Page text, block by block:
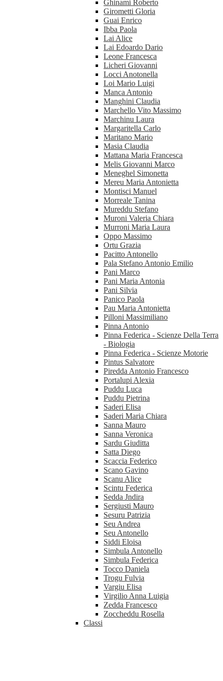
Ghinami Roberto
Girometti Gloria
Guai Enrico
Ibba Paola
Lai Alice
Lai Edoardo Dario
Leone Francesca
Licheri Giovanni
Locci Anotonella
Loi Mario Luigi
Manca Antonio
Manghini Claudia
Marchello Vito Massimo
Marchinu Laura
Margaritella Carlo
Maritano Mario
Masia Claudia
Mattana Maria Francesca
Melis Giovanni Marco
Meneghel Simonetta
Mereu Maria Antonietta
Montisci Manuel
Morreale Tanina
Mureddu Stefano
Muroni Valeria Chiara
Murroni Maria Laura
Oppo Massimo
Ortu Grazia
Pacitto Antonello
Pala Stefano Antonio Emilio
Pani Marco
Pani Maria Antonia
Pani Silvia
Panico Paola
Pau Maria Antonietta
Pilloni Massimiliano
Pinna Antonio
Pinna Federica - Scienze Della Terra
- Biologia
Pinna Federica - Scienze Motorie
Pintus Salvatore
Piredda Antonio Francesco
Portalupi Alexia
Puddu Luca
Puddu Pietrina
Saderi Elisa
Saderi Maria Chiara
Sanna Mauro
Sanna Veronica
Sardu Giuditta
Satta Diego
Scaccia Federico
Scano Gavino
Scanu Alice
Scintu Federica
Sedda Jndira
Sergiusti Mauro
Sesuru Patrizia
Seu Andrea
Seu Antonello
Siddi Eloisa
Simbula Antonello
Simbula Federica
Tocco Daniela
Trogu Fulvia
Vargiu Elisa
Virgilio Anna Luigia
Zedda Francesco
Zoccheddu Rosella
Classi